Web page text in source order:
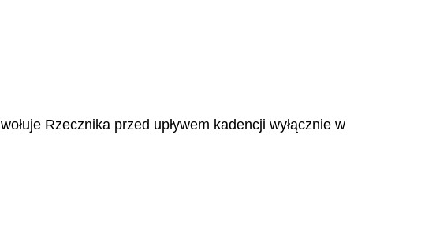
Rzecznika przed upływem kadencji wyłącznie w